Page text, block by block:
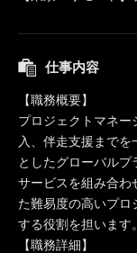
仕事内容
【職務概要】
プロジェクトマネ
入、伴走支援まで
としたグローバル
サービスを組み合わ
た難易度の高いプ
する役割を担います。
【職務詳細】